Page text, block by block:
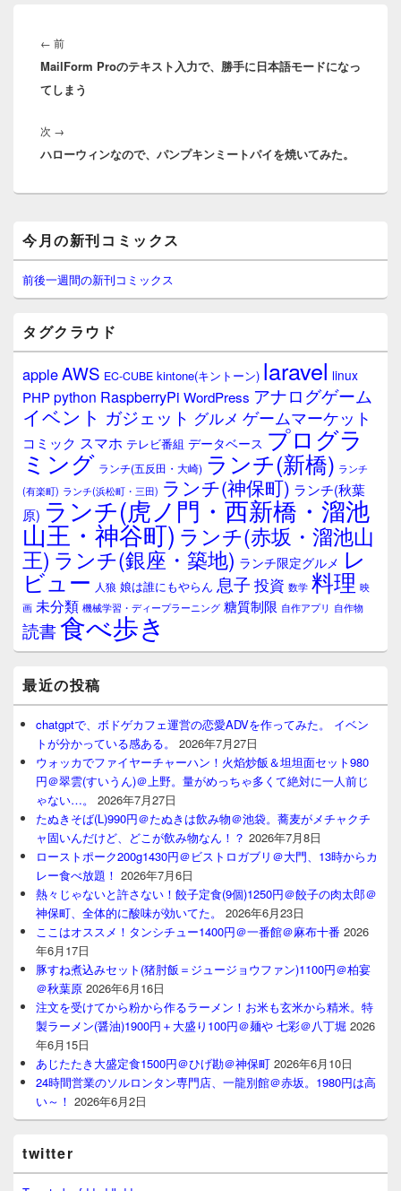
稿
ナ
ビ
ゲ
シ
ョ
← 前前
の
投
MailForm Proのテキスト入力で、勝手に日本語モードになっ
てしまう
次 →
の
稿:
ハローウィンなので、パンプキンミートパイを焼いてみた。
イ
ン
サ
イ
ウ
ィ
ジ
ェ
ア
今月の新刊コミックス
前後一週間の新刊コミックス
タグクラウド
appleAWS EC-CUBE kintone(キントーン) laravel linux
PHPpython RaspberryPi WordPress アナログゲーム
イベント ガジェット グルメ ゲームマーケット
コミック スマホ テレビ番組 データベース プログラ
ミング ランチ(五反田・大崎) ランチ(新橋) ランチ
(有楽町) ランチ(浜松町・三田) ランチ(神保町) ランチ(秋葉
原) ランチ(虎ノ門・西新橋・溜池
山王・神谷町) ランチ(赤坂・溜池山
王) ランチ(銀座・築地) ランチ限定グルメ レ
ビュー 人狼 娘は誰にもやらん 息子 投資 数学 料理 映
画 未分類 機械学習・ディープラーニング 糖質制限 自作アプリ 自作物
読書食べ歩き
最近の投稿
chatgptで、ボドゲカフェ運営の恋愛ADVを作ってみた。 イベン
トが分かっている感ある。
2026年7月27日
ウォッカでファイヤーチャーハン！火焰炒飯＆坦坦面セット980
円＠翠雲(すいうん)＠上野。量がめっちゃ多くて絶対に一人前じ
ゃない…。
2026年7月27日
たぬきそば(L)990円＠たぬきは飲み物＠池袋。蕎麦がメチャクチ
ャ固いんだけど、どこが飲み物なん！？ 2026年7月8日
ローストポーク200g1430円＠ビストロガブリ＠大門、13時からカ
レー食べ放題！ 2026年7月6日
熱々じゃないと許さない！餃子定食(9個)1250円＠餃子の肉太郎＠
神保町、全体的に酸味が効いてた。
2026年6月23日
ここはオススメ！タンシチュー1400円＠一番館＠麻布十番 2026
年6月17日
豚すね煮込みセット(猪肘飯＝ジュージョウファン)1100円＠柏宴
＠秋葉原 2026年6月16日
注文を受けてから粉から作るラーメン！お米も玄米から精米。特
製ラーメン(醤油)1900円＋大盛り100円＠麺や 七彩＠八丁堀 2026
年6月15日
あじたたき大盛定食1500円＠ひげ勘＠神保町 2026年6月10日
24時間営業のソルロンタン専門店、一龍別館＠赤坂。1980円は高
い～！ 2026年6月2日
twitter